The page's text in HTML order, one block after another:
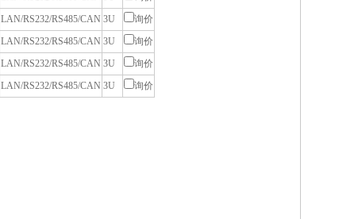
LAN/RS232/RS485/CAN 3U
询价
LAN/RS232/RS485/CAN 3U
询价
LAN/RS232/RS485/CAN 3U
询价
LAN/RS232/RS485/CAN 3U 询价